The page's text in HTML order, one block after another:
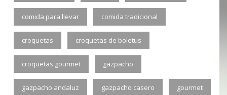
comida para llevar comida tradicional
croquetas croquetas de boletus
croquetas gourmet gazpacho
gazpacho andaluz gazpacho casero gourmet